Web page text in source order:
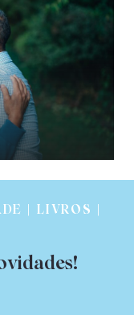
| LIVROS |